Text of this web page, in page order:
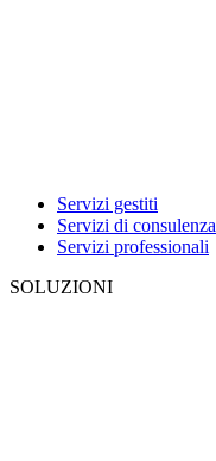
Servizi gestiti
Servizi di consulenza
Servizi professionali
SOLUZIONI